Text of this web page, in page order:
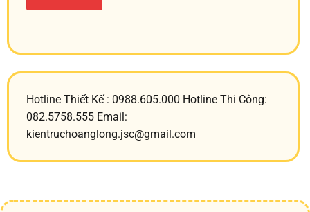
Hotline Thiết Kế : 0988.605.000 Hotline Thi Công:
082.5758.555 Email:
kientruchoanglong.jsc@gmail.com